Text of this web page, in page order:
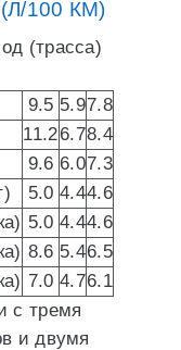
100 КМ)
(трасса)
9.5 5.97.8
11.26.78.4
9.6 6.07.3
5.0 4.44.6
5.0 4.44.6
8.6 5.46.5
7.0 4.76.1
с тремя
и двумя